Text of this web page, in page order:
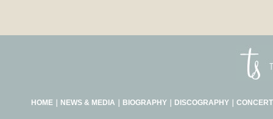
HOME｜ NEWS & MEDIA BIOGRAPHY｜ DISCOGRAPHY｜